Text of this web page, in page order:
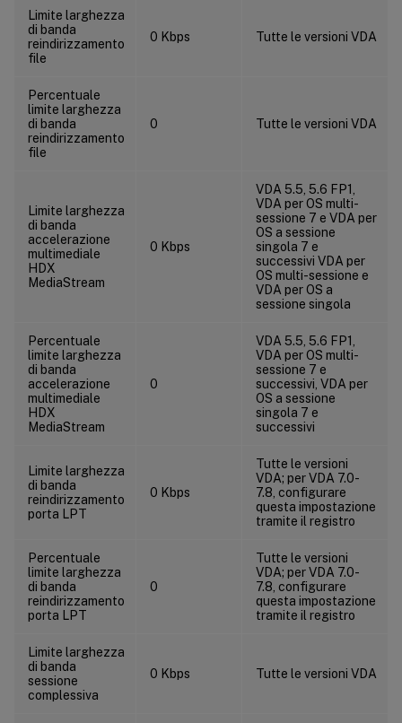
Limite larghezza
di banda
reindirizzamento
file
0 Kbps Tutte le versioni VDA
Percentuale
limite larghezza
di banda
reindirizzamento
file
0 Tutte le versioni VDA
Limite larghezza
di banda
accelerazione
multimediale
HDX
MediaStream
0 Kbps
VDA 5.5, 5.6 FP1,
VDA per OS multi-
sessione 7 e VDA per
OS a sessione
singola 7 e
successivi VDA per
OS multi-sessione e
VDA per OS a
sessione singola
Percentuale
limite larghezza
di banda
accelerazione
multimediale
HDX
MediaStream
0
VDA 5.5, 5.6 FP1,
VDA per OS multi-
sessione 7 e
successivi, VDA per
OS a sessione
singola 7 e
successivi
Limite larghezza
di banda
reindirizzamento
porta LPT
0 Kbps
Tutte le versioni
VDA; per VDA 7.0-
7.8, configurare
questa impostazione
tramite il registro
Percentuale
limite larghezza
di banda
reindirizzamento
porta LPT
0
Tutte le versioni
VDA; per VDA 7.0-
7.8, configurare
questa impostazione
tramite il registro
Limite larghezza
di banda
sessione
complessiva
0 Kbps Tutte le versioni VDA